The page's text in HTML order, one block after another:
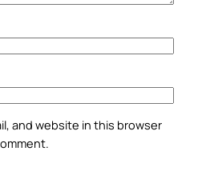
and website in this browser